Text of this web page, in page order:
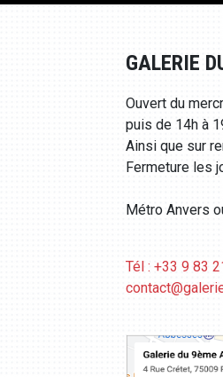
GALERIE
Ouvert du
puis de 14h à
Ainsi que sur
Fermeture les
Métro Anvers
Tél : +33 9 83